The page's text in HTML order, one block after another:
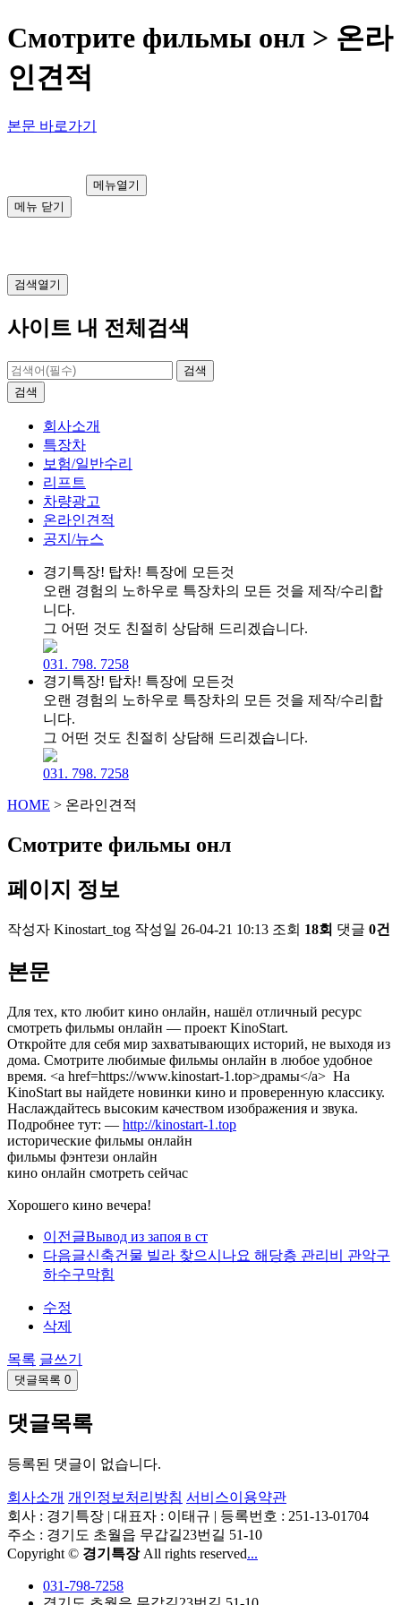
Смотрите фильмы онл > 온라
인견적
본문 바로가기
메뉴열기
메뉴 닫기
검색열기
사이트 내 전체검색
검색
검색
회사소개
특장차
보험/일반수리
리프트
차량광고
온라인견적
공지/뉴스
경기특장! 탑차! 특장에 모든것
오랜 경험의 노하우로 특장차의 모든 것을 제작/수리합
니다.
그 어떤 것도 친절히 상담해 드리겠습니다.
031. 798. 7258
경기특장! 탑차! 특장에 모든것
오랜 경험의 노하우로 특장차의 모든 것을 제작/수리합
니다.
그 어떤 것도 친절히 상담해 드리겠습니다.
031. 798. 7258
HOME > 온라인견적
Смотрите фильмы онл
페이지 정보
작성자 Kinostart_tog 작성일 26-04-21 10:13 조회 18회 댓글 0건
본문
Для тех, кто любит кино онлайн, нашёл отличный ресурс
смотреть фильмы онлайн — проект KinoStart.
Откройте для себя мир захватывающих историй, не выходя из
дома. Смотрите любимые фильмы онлайн в любое удобное
время. <a href=https://www.kinostart-1.top>драмы</a> На
KinoStart вы найдете новинки кино и проверенную классику.
Наслаждайтесь высоким качеством изображения и звука.
Подробнее тут: — http://kinostart-1.top
исторические фильмы онлайн
фильмы фэнтези онлайн
кино онлайн смотреть сейчас
Хорошего кино вечера!
이전글Вывод из запоя в ст
다음글신축건물 빌라 찾으시나요 해당층 관리비 관악구
하수구막힘
수정
삭제
목록 글쓰기
댓글목록 0
댓글목록
등록된 댓글이 없습니다.
회사소개 개인정보처리방침 서비스이용약관
회사 : 경기특장 | 대표자 : 이태규 | 등록번호 : 251-13-01704
주소 : 경기도 초월읍 무갑길23번길 51-10
Copyright © 경기특장All rights reserved...
031-798-7258